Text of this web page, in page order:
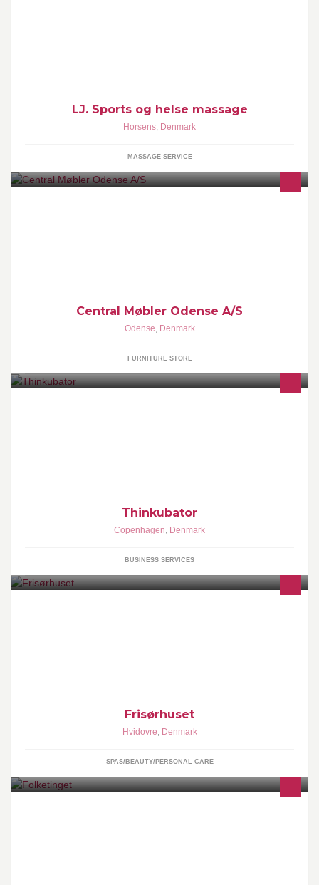
LJ. Sports og helse massage
Horsens, Denmark
MASSAGE SERVICE
Central Møbler Odense A/S
Odense, Denmark
FURNITURE STORE
Thinkubator
Copenhagen, Denmark
BUSINESS SERVICES
Frisørhuset
Hvidovre, Denmark
SPAS/BEAUTY/PERSONAL CARE